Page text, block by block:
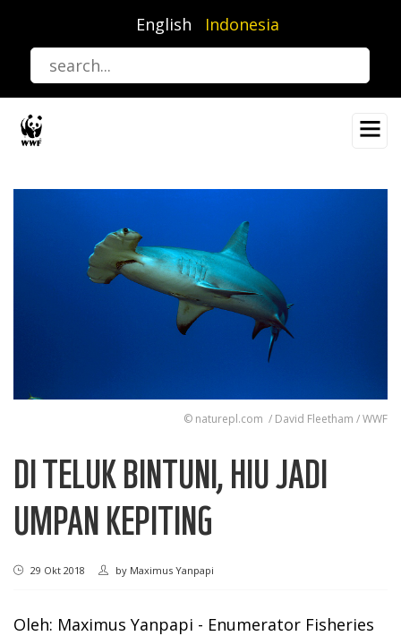
utama
English Indonesia
© naturepl.com / David Fleetham / WWF
DI TELUK BINTUNI, HIU JADI
UMPAN KEPITING
29 Okt 2018 by Maximus Yanpapi
Oleh: Maximus Yanpapi - Enumerator Fisheries